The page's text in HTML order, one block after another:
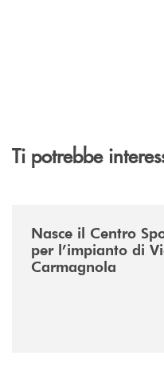
Ti potrebbe
Nasce il Centro
per l’impianto di
Carmagnola